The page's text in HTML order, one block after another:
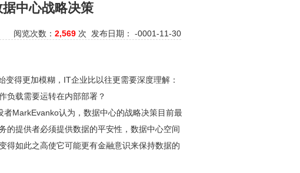
中心战略决策
阅览次数： 2,569 次 发布日期： -0001-11-30
得更加模糊，IT企业比以往更需要深度理解：
负载需要运转在内部部署？
MarkEvanko认为，数据中心的战略决策目前最
的提供者必须提供数据的平安性，数据中心空间
得如此之高使它可能更有金融意识来保持数据的